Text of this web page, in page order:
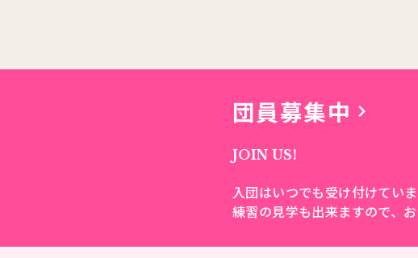
団員募集中
JOIN US!
入団はいつでも受け付けていま
練習の見学も出来ますので、